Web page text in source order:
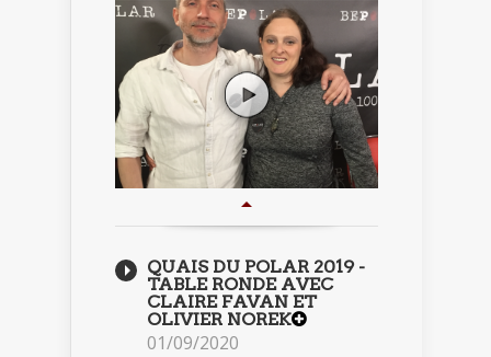
QUAIS DU POLAR 2019 -
TABLE RONDE AVEC
CLAIRE FAVAN ET
OLIVIER NOREK
01/09/2020